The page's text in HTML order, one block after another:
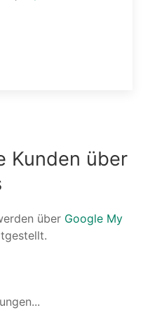
Kunden über
über Google My